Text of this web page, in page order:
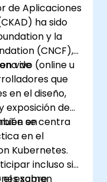
de Aplicaciones
ha sido
y la
(CNCF),
de
vivo (online u
que
en el diseño,
exposición de
en
se centra
en el
Kubernetes.
incluso si
examen
sobre